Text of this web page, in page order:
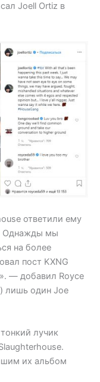
Joell Ortiz в
ответили ему
Однажды мы
на более
пост KXNG
— добавил Royce
лишь один Joe
лучик
их альбом